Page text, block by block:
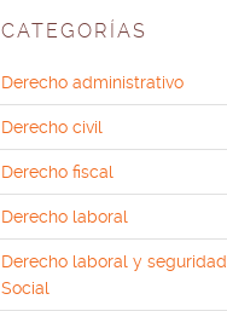
CATEGORÍAS
Derecho administrativo
Derecho civil
Derecho fiscal
Derecho laboral
Derecho laboral y seguridad
Social